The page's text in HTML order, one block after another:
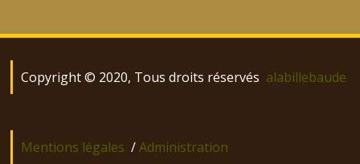
Copyright © 2020, Tous droits réservés alabillebaude
Mentions légales /Administration